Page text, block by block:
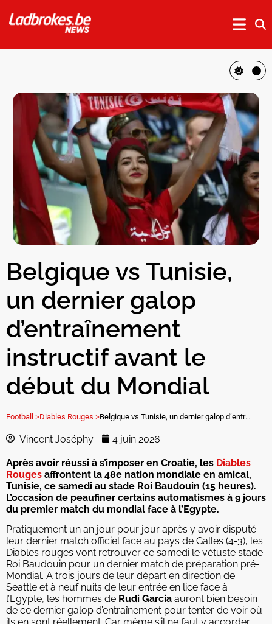
Belgique vs Tunisie,
un dernier galop
d’entraînement
instructif avant le
début du Mondial
Football >Diables Rouges > Belgique vs Tunisie, un dernier galop d’entraînement instructif avant le début du Mondial
Vincent Joséphy 4 juin 2026
Après avoir réussi à s’imposer en Croatie, les Diables
Rouges affrontent la 48e nation mondiale en amical,
Tunisie, ce samedi au stade Roi Baudouin (15 heures).
L’occasion de peaufiner certains automatismes à 9 jours
du premier match du mondial face à l’Egypte.
Pratiquement un an jour pour jour après y avoir disputé
leur dernier match officiel face au pays de Galles (4-3), les
Diables rouges vont retrouver ce samedi le vétuste stade
Roi Baudouin pour un dernier match de préparation pré-
Mondial. A trois jours de leur départ en direction de
Seattle et à neuf nuits de leur entrée en lice face à
l’Egypte, les hommes de Rudi Garcia auront bien besoin
de ce dernier galop d’entraînement pour tenter de voir où